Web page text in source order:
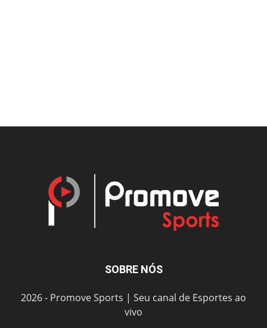
SOBRE NÓS
2026 - Promove Sports | Seu canal de Esportes ao
vivo